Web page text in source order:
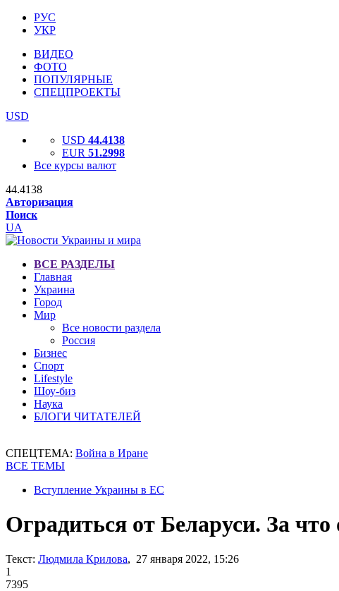
РУС
УКР
ВИДЕО
ФОТО
ПОПУЛЯРНЫЕ
СПЕЦПРОЕКТЫ
USD
USD 44.4138
EUR 51.2998
Все курсы валют
44.4138
Авторизация
Поиск
UA
ВСЕ РАЗДЕЛЫ
Главная
Украина
Город
Мир
Все новости раздела
Россия
Бизнес
Спорт
Lifestyle
Шоу-биз
Наука
БЛОГИ ЧИТАТЕЛЕЙ
СПЕЦТЕМА: Война в Иране
ВСЕ ТЕМЫ
Вступление Украины в ЕС
Оградиться от Беларуси. За
Текст: Людмила Крилова, 27 января 2022, 15:26
1
7395